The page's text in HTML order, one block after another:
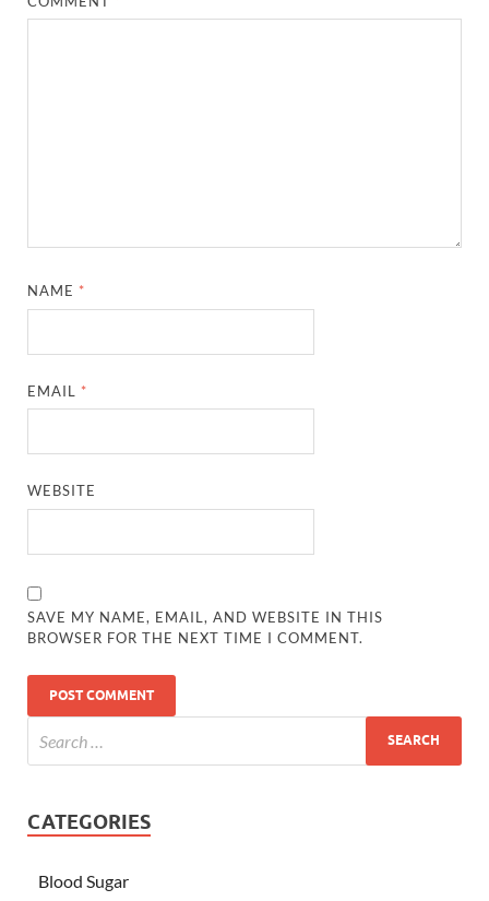
NAME *
EMAIL *
WEBSITE
SAVE MY NAME, EMAIL, AND WEBSITE IN THIS
BROWSER FOR THE NEXT TIME I COMMENT.
CATEGORIES
Blood Sugar